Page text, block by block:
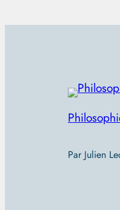
Par Julien